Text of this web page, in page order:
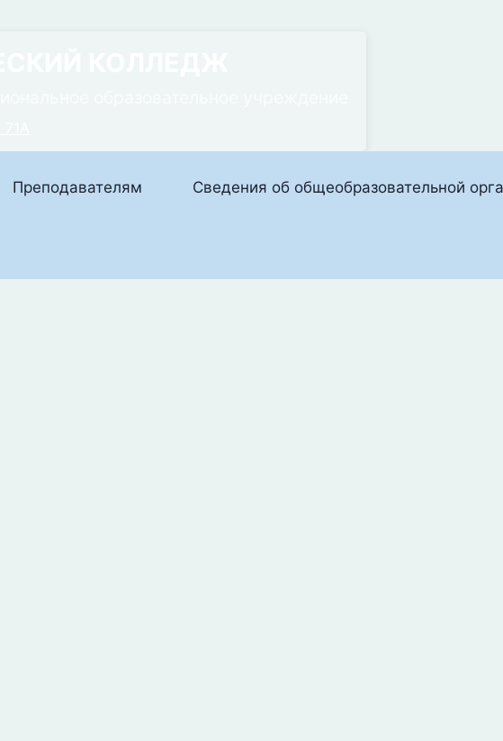
Преподавателям Сведения об общеобразовательной